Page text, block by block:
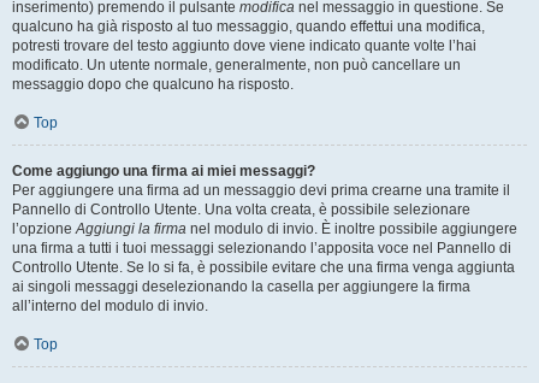
inserimento) premendo il pulsante modifica nel messaggio in questione. Se
qualcuno ha già risposto al tuo messaggio, quando effettui una modifica,
potresti trovare del testo aggiunto dove viene indicato quante volte l’hai
modificato. Un utente normale, generalmente, non può cancellare un
messaggio dopo che qualcuno ha risposto.
Top
Come aggiungo una firma ai miei messaggi?
Per aggiungere una firma ad un messaggio devi prima crearne una tramite il
Pannello di Controllo Utente. Una volta creata, è possibile selezionare
l’opzioneAggiungi la firma nel modulo di invio. È inoltre possibile aggiungere
una firma a tutti i tuoi messaggi selezionando l’apposita voce nel Pannello di
Controllo Utente. Se lo si fa, è possibile evitare che una firma venga aggiunta
ai singoli messaggi deselezionando la casella per aggiungere la firma
all’interno del modulo di invio.
Top